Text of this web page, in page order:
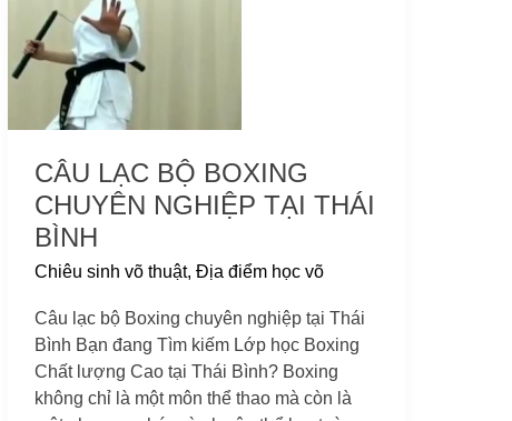
CÂU LẠC BỘ BOXING
CHUYÊN NGHIỆP TẠI THÁI
BÌNH
Chiêu sinh võ thuật, Địa điểm học võ
Câu lạc bộ Boxing chuyên nghiệp tại Thái
Bình Bạn đang Tìm kiếm Lớp học Boxing
Chất lượng Cao tại Thái Bình? Boxing
không chỉ là một môn thể thao mà còn là
chuyên
nghiệp
tại
Thái
Bình